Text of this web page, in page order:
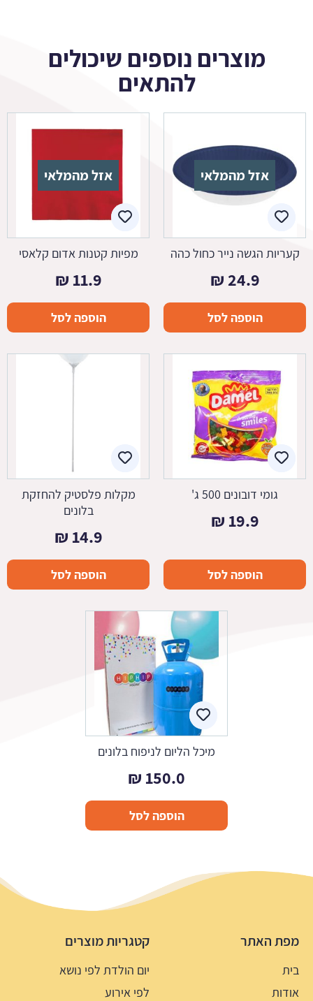
מוצרים נוספים שיכולים
להתאים
אזל מהמלאי
קעריות הגשה נייר כחול כהה
24.9
₪
הוספה לסל
אזל מהמלאי
מפיות קטנות אדום קלאסי
11.9
₪
הוספה לסל
גומי דובונים 500 ג'
19.9
₪
הוספה לסל
מקלות פלסטיק להחזקת
בלונים
14.9
₪
הוספה לסל
מיכל הליום לניפוח בלונים
150.0
₪
הוספה לסל
מפת האתר
בית
אודות
קטגריות מוצרים
יום הולדת לפי נושא
לפי אירוע